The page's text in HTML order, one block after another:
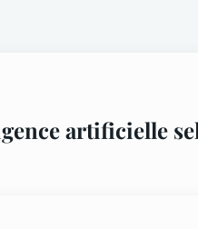
artificielle